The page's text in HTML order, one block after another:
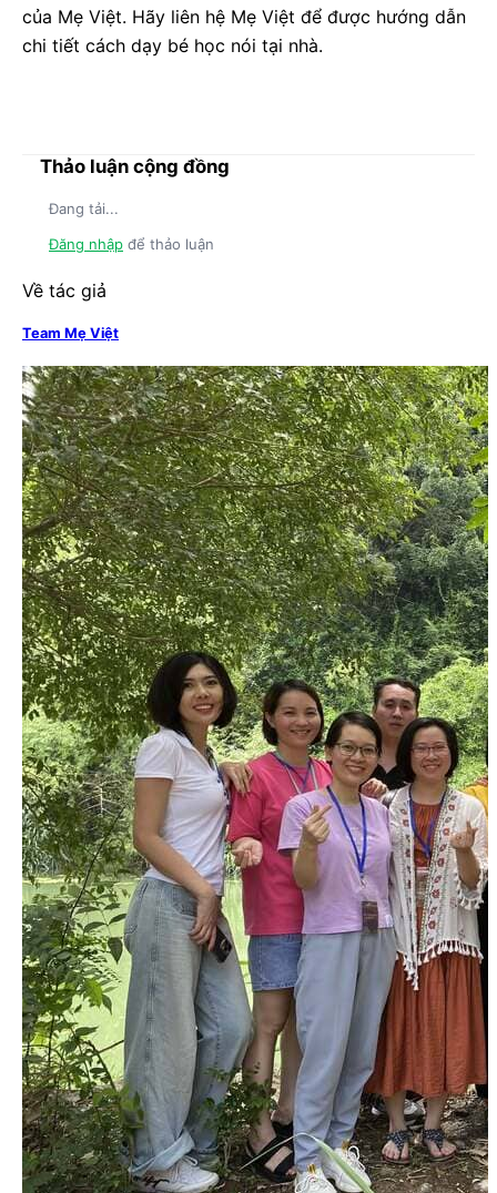
của Mẹ Việt. Hãy liên hệ Mẹ Việt để được hướng dẫn
chi tiết cách dạy bé học nói tại nhà.
Thảo luận cộng đồng
Đang tải...
Đăng nhập để thảo luận
Về tác giả
Team Mẹ Việt